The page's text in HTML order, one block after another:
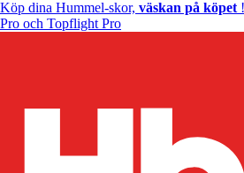
Köp dina Hummel-skor, väskan på köpet
Pro och Topflight Pro